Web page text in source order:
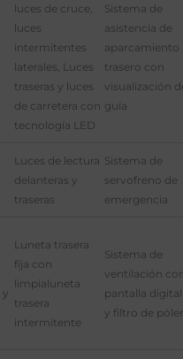
luces de cruce,
luces
intermitentes
laterales, Luces
traseras y luces
de carretera con
tecnología LED
Sistema de
asistencia de
aparcamiento
trasero con
visualización
guía
Luces de lectura
delanteras y
traseras
Sistema de
servofreno de
emergencia
y
Luneta trasera
fija con
limpialuneta
trasera
intermitente
Sistema de
ventilación
pantalla digital
y filtro de